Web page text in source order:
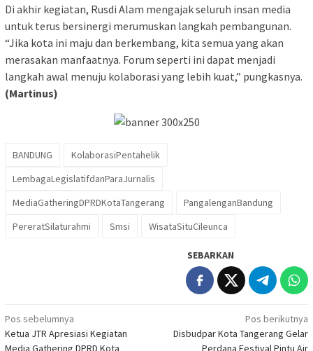
Di akhir kegiatan, Rusdi Alam mengajak seluruh insan media
untuk terus bersinergi merumuskan langkah pembangunan.
“Jika kota ini maju dan berkembang, kita semua yang akan
merasakan manfaatnya. Forum seperti ini dapat menjadi
langkah awal menuju kolaborasi yang lebih kuat,” pungkasnya.
(Martinus)
BANDUNG
KolaborasiPentahelik
LembagaLegislatifdanParaJurnalis
MediaGatheringDPRDKotaTangerang
PangalenganBandung
PereratSilaturahmi
Smsi WisataSituCileunca
SEBARKAN
Navigasi
pos
Pos sebelumnya
Ketua JTR Apresiasi Kegiatan
Media Gathering DPRD Kota
Pos berikutnya
Disbudpar Kota Tangerang Gelar
Perdana Festival Pintu Air